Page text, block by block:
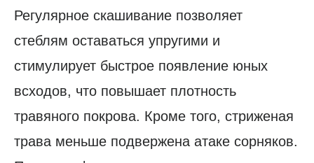
Регулярное скашивание позволяет
стеблям оставаться упругими и
стимулирует быстрое появление юных
всходов, что повышает плотность
травяного покрова. Кроме того, стриженая
трава меньше подвержена атаке сорняков.